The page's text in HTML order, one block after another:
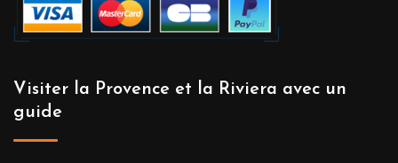
Visiter la Provence et la Riviera avec un
guide